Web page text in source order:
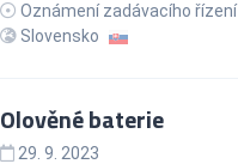
Oznámení zadávacího řízení
Slovensko
Olověné baterie
29. 9. 2023